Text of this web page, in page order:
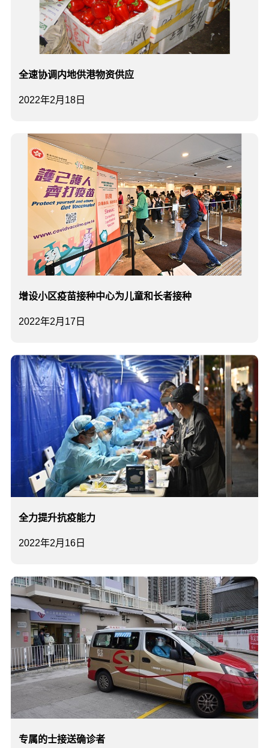
2022年2月18日
全速协调内地供港物资供应
2022年2月17日
增设小区疫苗接种中心为儿童和长者接种
2022年2月16日
全力提升抗疫能力
专属的士接送确诊者